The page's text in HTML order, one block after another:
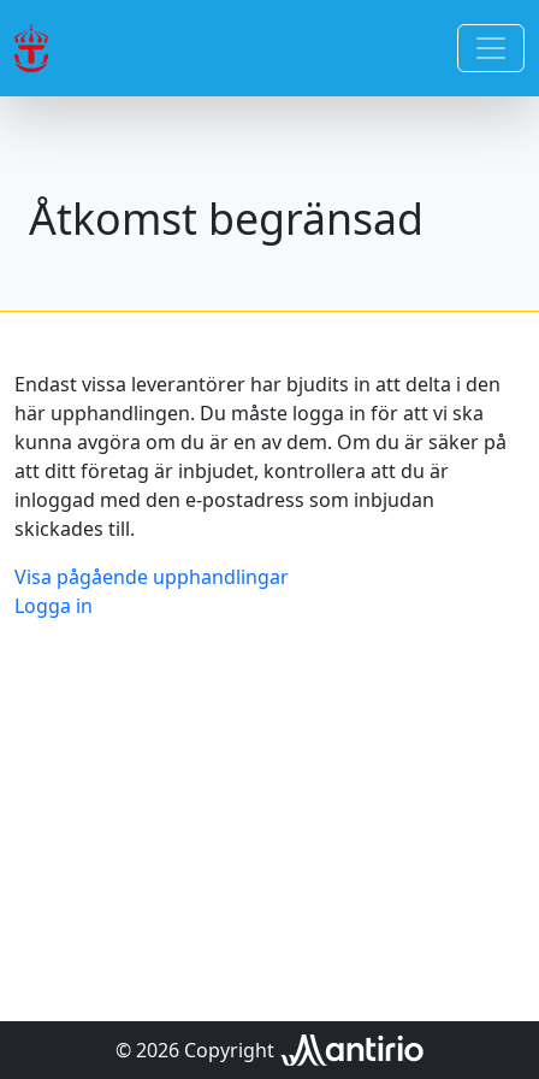
Åtkomst begränsad
Endast vissa leverantörer har bjudits in att delta i den
här upphandlingen. Du måste logga in för att vi ska
kunna avgöra om du är en av dem. Om du är säker på
att ditt företag är inbjudet, kontrollera att du är
inloggad med den e-postadress som inbjudan
skickades till.
Visa pågående upphandlingar
Logga in
© 2026 Copyright